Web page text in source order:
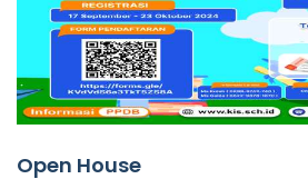
Open House